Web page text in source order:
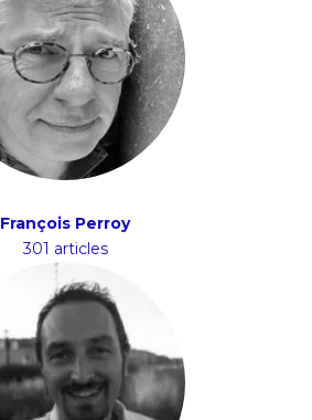
François Perroy
301 articles